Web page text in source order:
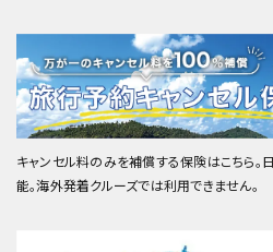
キャンセル料のみを補償する保険はこちら
能。海外発着クルーズでは利用できません。